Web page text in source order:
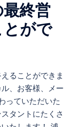
終営
がで
ることができま
、お客様、メー
っていただいた
タントにたくさ